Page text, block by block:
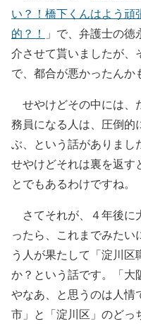
い？！橋下くんはよう頑
的？！
」で、弁護士の
介させて貰いましたが、
で、都合が悪かったんか
せやけどその中には、
務員になる人は、圧倒的
ぶ、という話がありまし
せやけどそれは裏を返す
とでもあるわけですね。
さてそれが、４年後に
ったら、これまでみた
う人が果たして「淀川
か？という話です。「大
やなあ、と思うのは人情
市」と「淀川区」のどっ